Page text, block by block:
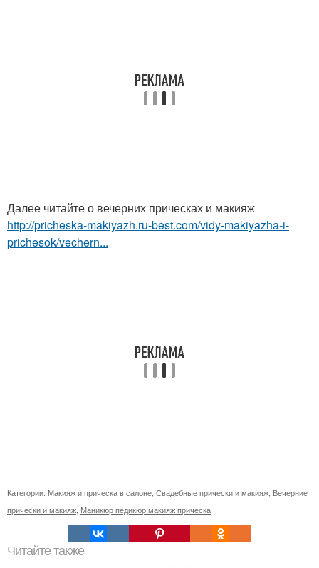
Далее читайте о вечерних прическах и макияж
http://pricheska-makiyazh.ru-best.com/vidy-makiyazha-i-
prichesok/vechern...
Категории: Макияж и прическа в салоне Свадебные прически и макияж Вечерние
прически и макияж Маникюр педикюр макияж прическа
Читайте также